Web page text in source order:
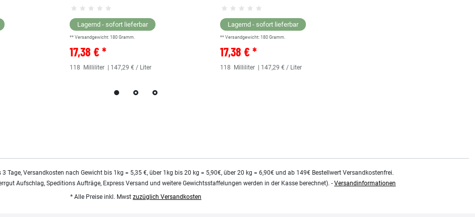
Lagernd - sofort lieferbar
** Versandgewicht: 180 Gramm.
17,38 € *
118 Milliliter | 147,29 € / Liter
Lagernd - sofort lieferbar
** Versandgewicht:180 Gramm.
17,38 € *
118 Milliliter | 147,29 € / Liter
Tage, Versandkosten nach Gewicht bis 1kg = 5,35 €, über 1kg bis 20 kg = 5,90€, über 20 kg = 6,90€ und ab 149€ Bestellwert Versandkostenfrei.
Aufschlag, Speditions Aufträge, Express Versand und weitere Gewichtsstaffelungen werden in der Kasse berechnet). - Versandinformationen
* Alle Preise inkl. Mwst zuzüglich Versandkosten